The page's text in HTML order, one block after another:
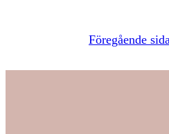
Föregående